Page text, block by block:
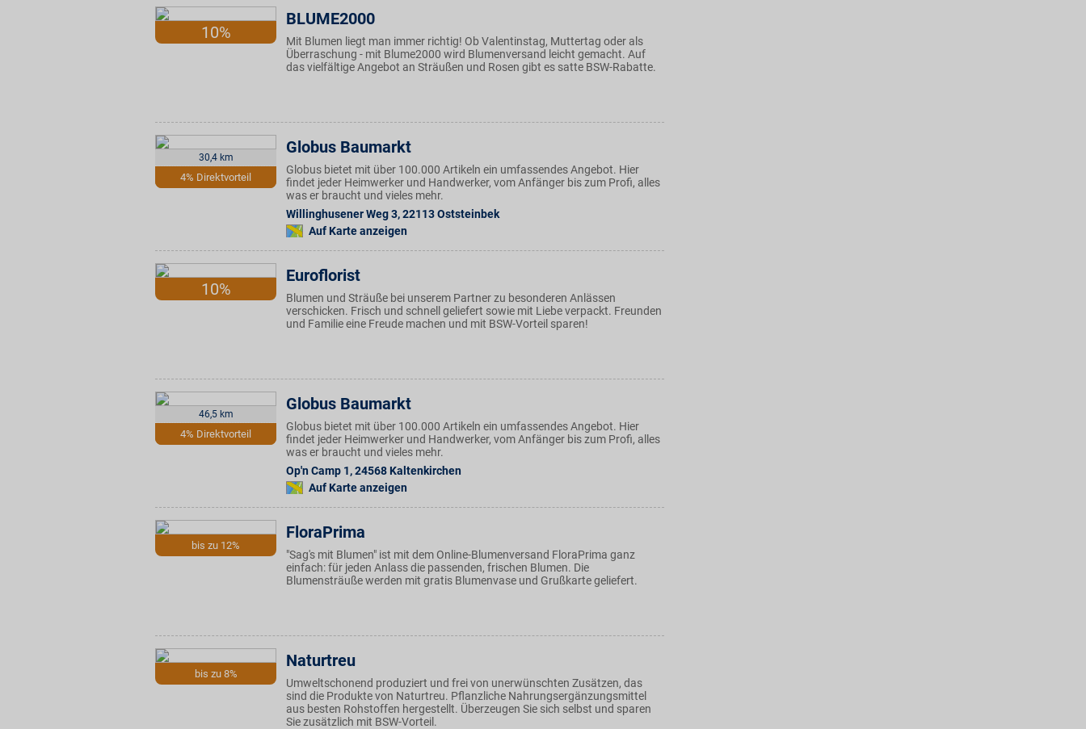
10%
BLUME2000
Mit Blumen liegt man immer richtig! Ob Valentinstag, Muttertag oder als
Überraschung - mit Blume2000 wird Blumenversand leicht gemacht. Auf
das vielfältige Angebot an Sträußen und Rosen gibt es satte BSW-Rabatte.
30,4 km
4% Direktvorteil
Globus Baumarkt
Globus bietet mit über 100.000 Artikeln ein umfassendes Angebot. Hier
findet jeder Heimwerker und Handwerker, vom Anfänger bis zum Profi, alles
was er braucht und vieles mehr.
Willinghusener Weg 3,22113Oststeinbek
Auf Karte anzeigen
10%
Euroflorist
Blumen und Sträuße bei unserem Partner zu besonderen Anlässen
verschicken. Frisch und schnell geliefert sowie mit Liebe verpackt. Freunden
und Familie eine Freude machen und mit BSW-Vorteil sparen!
46,5 km
4% Direktvorteil
Globus Baumarkt
Globus bietet mit über 100.000 Artikeln ein umfassendes Angebot. Hier
findet jeder Heimwerker und Handwerker, vom Anfänger bis zum Profi, alles
was er braucht und vieles mehr.
Op'n Camp 1,24568 Kaltenkirchen
Auf Karte anzeigen
bis zu 12%
FloraPrima
"Sag's mit Blumen" ist mit dem Online-Blumenversand FloraPrima ganz
einfach: für jeden Anlass die passenden, frischen Blumen. Die
Blumensträuße werden mit gratis Blumenvase und Grußkarte geliefert.
bis zu 8%
Naturtreu
Umweltschonend produziert und frei von unerwünschten Zusätzen, das
sind die Produkte von Naturtreu. Pflanzliche Nahrungsergänzungsmittel
aus besten Rohstoffen hergestellt. Überzeugen Sie sich selbst und sparen
Sie zusätzlich mit BSW-Vorteil.